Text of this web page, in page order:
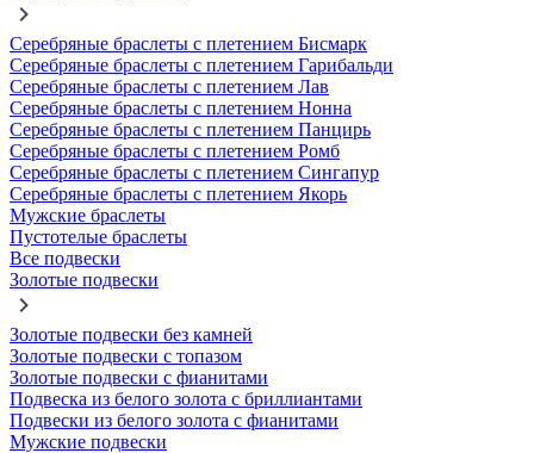
Серебряные браслеты с плетением Бисмарк
Серебряные браслеты с плетением Гарибальди
Серебряные браслеты с плетением Лав
Серебряные браслеты с плетением Нонна
Серебряные браслеты с плетением Панцирь
Серебряные браслеты с плетением Ромб
Серебряные браслеты с плетением Сингапур
Серебряные браслеты с плетением Якорь
Мужские браслеты
Пустотелые браслеты
Все подвески
Золотые подвески
Золотые подвески без камней
Золотые подвески с топазом
Золотые подвески с фианитами
Подвеска из белого золота с бриллиантами
Подвески из белого золота с фианитами
Мужские подвески